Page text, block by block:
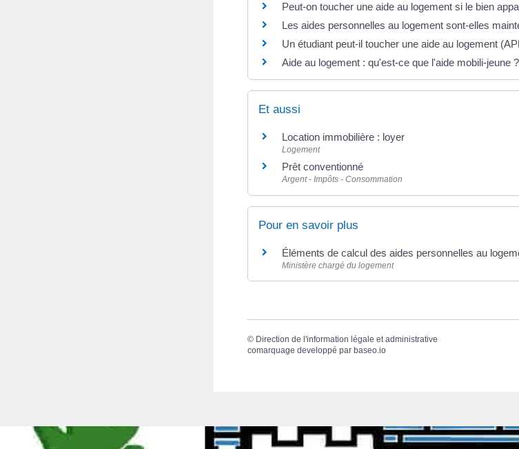
Peut-on toucher une aide au logement si le bien
Les aides personnelles au logement sont-elles
Un étudiant peut-il toucher une aide au logement
Aide au logement : qu'est-ce que l'aide mobili-jeune ?
Et aussi
Location immobilière : loyer
Logement
Prêt conventionné
Argent - Impôts - Consommation
Pour en savoir plus
Éléments de calcul des aides personnelles au
Ministère chargé du logement
© Direction de l'information légale et administrative
comarquage developpé parbaseo.io